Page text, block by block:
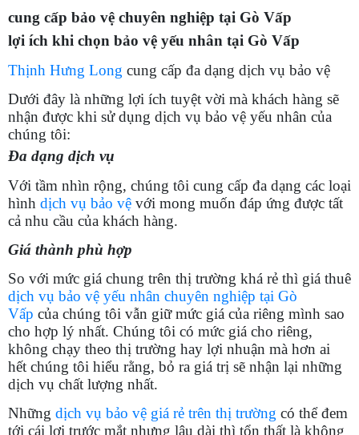
cung cấp bảo vệ chuyên nghiệp tại Gò Vấp
lợi ích khi chọn bảo vệ yếu nhân tại Gò Vấp
Thịnh Hưng Long cung cấp đa dạng dịch vụ bảo vệ
Dưới đây là những lợi ích tuyệt vời mà khách hàng sẽ
nhận được khi sử dụng dịch vụ bảo vệ yếu nhân của
chúng tôi:
Đa dạng dịch vụ
Với tầm nhìn rộng, chúng tôi cung cấp đa dạng các loại
hình dịch vụ bảo vệ với mong muốn đáp ứng được tất
cả nhu cầu của khách hàng.
Giá thành phù hợp
So với mức giá chung trên thị trường khá rẻ thì giá thuê
dịch vụ bảo vệ yếu nhân chuyên nghiệp tại Gò
Vấp của chúng tôi vẫn giữ mức giá của riêng mình sao
cho hợp lý nhất. Chúng tôi có mức giá cho riêng,
không chạy theo thị trường hay lợi nhuận mà hơn ai
hết chúng tôi hiểu rằng, bỏ ra giá trị sẽ nhận lại những
dịch vụ chất lượng nhất.
Những dịch vụ bảo vệ giá rẻ trên thị trường có thể đem
tới cái lợi trước mắt nhưng lâu dài thì tổn thất là không